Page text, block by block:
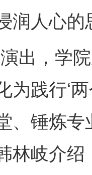
润人心的
，学院
为践行‘
、锤炼专
林岐介